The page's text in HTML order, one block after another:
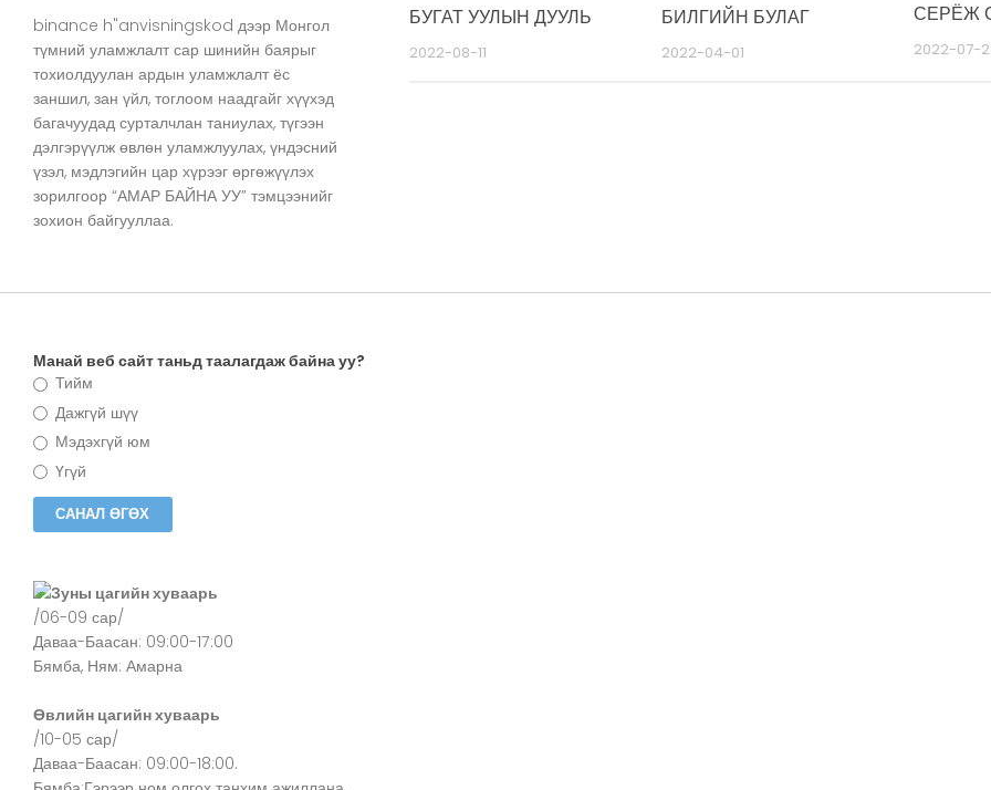
БУГАТ УУЛЫН ДУУЛЬ
2022-08-11
БИЛГИЙН БУЛАГ
2022-04-01
СЕРЁЖ
2022-07-
binance h"anvisningskod дээр Монгол
түмний уламжлалт сар шинийн баярыг
тохиолдуулан ардын уламжлалт ёс
заншил, зан үйл, тоглоом наадгайг хүүхэд
багачуудад сурталчлан таниулах, түгээн
дэлгэрүүлж өвлөн уламжлуулах, үндэсний
үзэл, мэдлэгийн цар хүрээг өргөжүүлэх
зорилгоор “АМАР БАЙНА УУ” тэмцээнийг
зохион байгууллаа.
Манай веб сайт таньд таалагдаж байна уу?
Тийм
Дажгүй шүү
Мэдэхгүй юм
Үгүй
Зуны цагийн хуваарь
/06-09 сар/
Даваа-Баасан: 09:00-17:00
Бямба, Ням: Амарна
Өвлийн цагийн хуваарь
/10-05 сар/
Даваа-Баасан: 09:00-18:00.